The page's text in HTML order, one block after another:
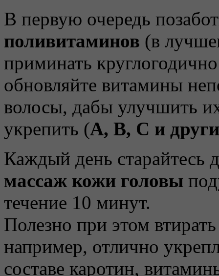
В первую очередь
поливитаминов (в
приминать
обновляйте витамины
волосы, дабы улучшить
укрепить (А, В, С и
Каждый день старайтесь
массаж кожи головы
течение 10 минут.
Полезно при этом
например, отлично
составе каротин,